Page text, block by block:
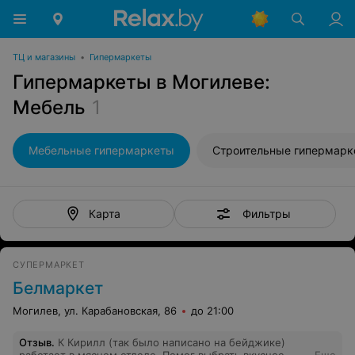
ТЦ и магазины • Гипермаркеты
Гипермаркеты в Могилеве:
Мебель 1
Мебельные гипермаркеты Строительные
Карта Фильтры
СУПЕРМАРКЕТ
Белмаркет
Могилев, ул. Карабановская, 86 до 21:00
Отзыв. К Кирилл (так было написано на бейджике)